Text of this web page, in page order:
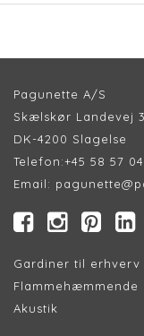
Pagunette A/S
Skælskør Landevej
DK-4200 Slagelse
Telefon:+45 58 57
Email:
Gardiner til erhverv
Flammehæmmende
Akustik